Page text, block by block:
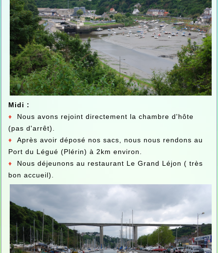
Midi :
♦ Nous avons rejoint directement la chambre d'hôte
(pas d'arrêt).
♦ Après avoir déposé nos sacs, nous nous rendons au
Port du Légué (Plérin) à 2km environ.
♦ Nous déjeunons au restaurant Le Grand Léjon ( très
bon accueil).